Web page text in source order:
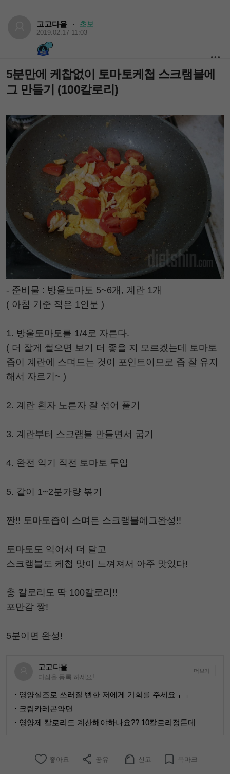
고고다욭 · 초보
2019.02.17 11:03
1
5분만에 케찹없이 토마토케첩 스크램블에
그 만들기 (100칼로리)
- 준비물 : 방울토마토 5~6개, 계란 1개
( 아침 기준 적은 1인분 )
1. 방울토마토를 1/4로 자른다.
( 더 잘게 썰으면 보기 더 좋을 지 모르겠는데 토마토
즙이 계란에 스며드는 것이 포인트이므로 즙 잘 유지
해서 자르기~ )
2. 계란 흰자 노른자 잘 섞어 풀기
3. 계란부터 스크램블 만들면서 굽기
4. 완전 익기 직전 토마토 투입
5. 같이 1~2분가량 볶기
짠!! 토마토즙이 스며든 스크램블에그완성!!
토마토도 익어서 더 달고
스크램블도 케첩 맛이 느껴져서 아주 맛있다!
총 칼로리도 딱 100칼로리!!
포만감 짱!
5분이면 완성!
고고다욭
다짐을 등록 하세요!
더보기
· 영양실조로 쓰러질 뻔한 저에게 기회를 주세요ㅜㅜ
· 크림카레곤약면
· 영양제 칼로리도 계산해야하나요?? 10칼로리정돈데
좋아요 공유 신고 북마크